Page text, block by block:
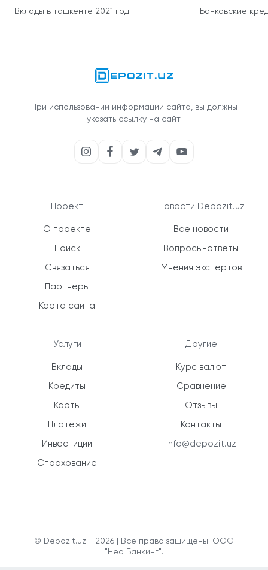
Вклады в ташкенте 2021 год Банковские
При использовании информации сайта, вы должны
указать ссылку на сайт.
Проект
О проекте
Поиск
Связаться
Партнеры
Карта сайта
Услуги
Вклады
Кредиты
Карты
Платежи
Инвестиции
Страхование
Новости Depozit.uz
Все новости
Вопросы-ответы
Мнения экспертов
Другие
Курс валют
Сравнение
Отзывы
Контакты
info@depozit.uz
© Depozit.uz - 2026 | Все права защищены. ООО
"Нео Банкинг".